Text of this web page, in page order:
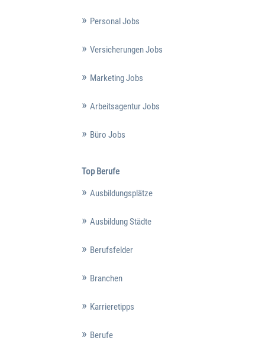
Personal Jobs
Versicherungen Jobs
Marketing Jobs
Arbeitsagentur Jobs
Büro Jobs
Top Berufe
Ausbildungsplätze
Ausbildung Städte
Berufsfelder
Branchen
Karrieretipps
Berufe